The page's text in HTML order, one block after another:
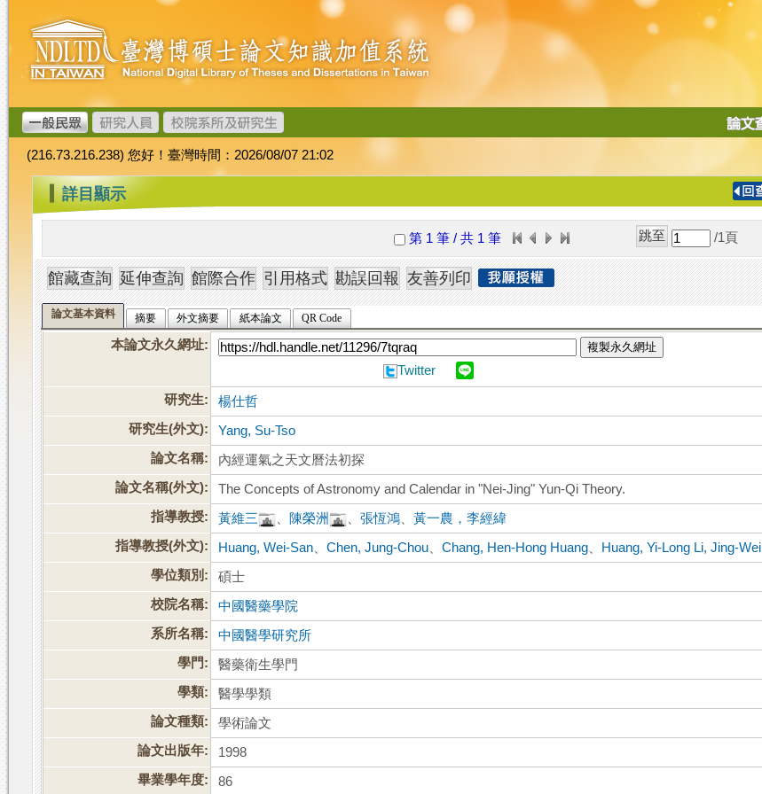
跳
到
主
要
內
容
臺
灣
博
碩
士
論
文
加
值
系
統
導
(216.73.216.238) 您好！臺灣時間：2026/08/07 21:02
::: 詳目顯示
第 1 筆 / 共 1 筆 /1 頁
論文基本資料 摘要 外文摘要 紙本論文 QR Code
本論文永久網址: 複製永久網址
Twitter
研究生:
楊仕哲
研究生(外文):
Yang, Su-Tso
論文名稱:
內經運氣之天文曆法初探
論文名稱(外文):
The Concepts of Astronomy and Calendar in "Nei-Jing" Yun-Qi Theory.
指導教授:
黃維三 陳榮洲 、張恆鴻 、黃一農，李經緯
指導教授(外文):
Huang, Wei-San 、Chen, Jung-Chou 、Chang, Hen-Hong Huang
Huang, Yi-Long Li, Jing-Wei
學位類別:
碩士
校院名稱:
中國醫藥學院
系所名稱:
中國醫學研究所
學門:
醫藥衛生學門
學類:
醫學學類
論文種類:
學術論文
論文出版年:
1998
畢業學年度:
86